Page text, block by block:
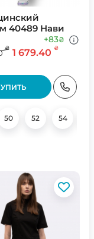
40489 Нави
₴ 1 679.40 ₴
+83₴
50 52 54